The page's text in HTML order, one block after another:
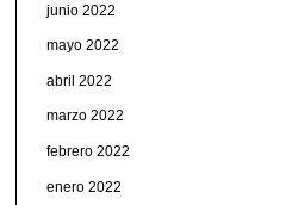
junio 2022
mayo 2022
abril 2022
marzo 2022
febrero 2022
enero 2022